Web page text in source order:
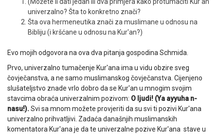
(Možete li dati jedan ili dva primjera kako protumačiti Kur'an
univerzalno? Šta to konkretno znači?
Šta ova hermeneutika znači za muslimane u odnosu na
Bibliju (i kršćane u odnosu na Kur'an?)
Evo mojih odgovora na ova dva pitanja gospodina Schmida.
Prvo, univerzalno tumačenje Kur'ana ima u vidu obzire sveg
čovječanstva, a ne samo muslimanskog čovječanstva. Cijenjeno
slušateljstvo znade vrlo dobro da se Kur'an u mnogim svojim
stavcima obraća univerzalnim pozivom: O ljudi! (Ya ayyuha n-
nasu!). Svi sa mnom možete provjeriti da su svi ti pozivi Kur'ana
univerzalno prihvatljivi. Zadaća današnjih muslimanskih
komentatora Kur'ana je da te univerzalne pozive Kur'ana stave u